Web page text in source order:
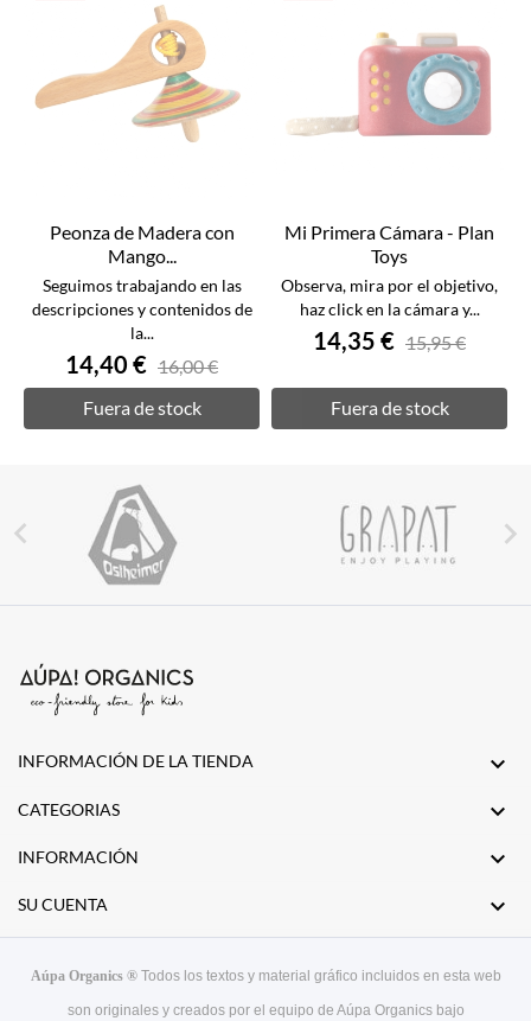
Peonza de Madera con
Mango...
Seguimos trabajando en las
descripciones y contenidos de
la...
14,40 € 16,00 €
Fuera de stock
Mi Primera Cámara - Plan
Toys
Observa, mira por el objetivo,
haz click en la cámara y...
14,35 € 15,95 €
Fuera de stock
 
INFORMACIÓN DE LA TIENDA 
CATEGORIAS 
INFORMACIÓN 
SU CUENTA 
Aúpa Organics ® Todos los textos y material gráfico incluidos en esta web
son originales y creados por el equipo de Aúpa Organics bajo